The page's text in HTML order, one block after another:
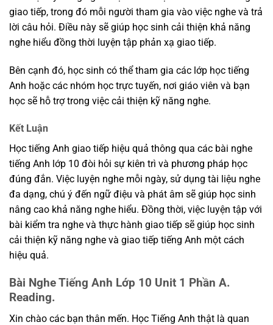
giao tiếp, trong đó mỗi người tham gia vào việc nghe và trả
lời câu hỏi. Điều này sẽ giúp học sinh cải thiện khả năng
nghe hiểu đồng thời luyện tập phản xạ giao tiếp.
Bên cạnh đó, học sinh có thể tham gia các lớp học tiếng
Anh hoặc các nhóm học trực tuyến, nơi giáo viên và bạn
học sẽ hỗ trợ trong việc cải thiện kỹ năng nghe.
Kết Luận
Học tiếng Anh giao tiếp hiệu quả thông qua các bài nghe
tiếng Anh lớp 10 đòi hỏi sự kiên trì và phương pháp học
đúng đắn. Việc luyện nghe mỗi ngày, sử dụng tài liệu nghe
đa dạng, chú ý đến ngữ điệu và phát âm sẽ giúp học sinh
nâng cao khả năng nghe hiểu. Đồng thời, việc luyện tập với
bài kiểm tra nghe và thực hành giao tiếp sẽ giúp học sinh
cải thiện kỹ năng nghe và giao tiếp tiếng Anh một cách
hiệu quả.
Bài Nghe Tiếng Anh Lớp 10 Unit 1 Phần A.
Reading.
Xin chào các bạn thân mến. Học Tiếng Anh thật là quan